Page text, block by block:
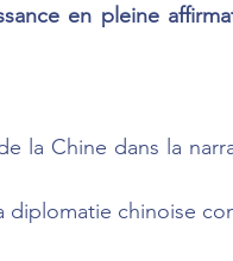
en pleine
la Chine dans la
diplomatie chinoise